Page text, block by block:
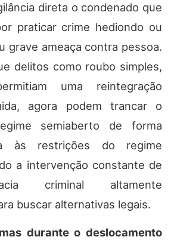
direta o condenado que
praticar crime hediondo ou
grave ameaça contra pessoa.
delitos como roubo simples,
uma reintegração
agora podem trancar o
semiaberto de forma
às restrições do regime
a intervenção constante de
criminal altamente
buscar alternativas legais.
durante o deslocamento